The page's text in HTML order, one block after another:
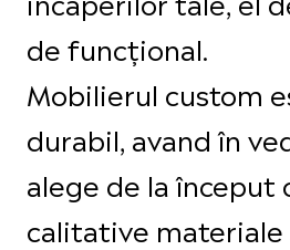
de funcțional.
Mobilierul custom
durabil, avand în
alege de la început
calitative materiale